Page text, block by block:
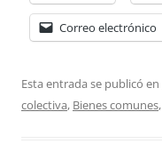
Correo electrónico
Esta entrada se publicó en
colectiva, Bienes comunes,